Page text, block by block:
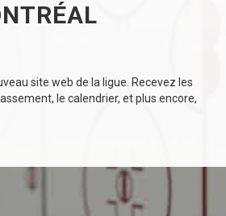
site web de la ligue. Recevez les
le calendrier, et plus encore,